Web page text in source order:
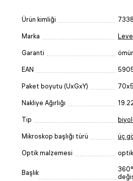
Ürün kimliği
Marka
Garanti ömür
EAN
Paket boyutu (UxGxY)
Nakliye Ağırlığı
Tip
Mikroskop başlığı türü üç
Optik malzemesi
Başlık
360°